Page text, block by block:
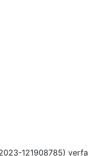
121908785)